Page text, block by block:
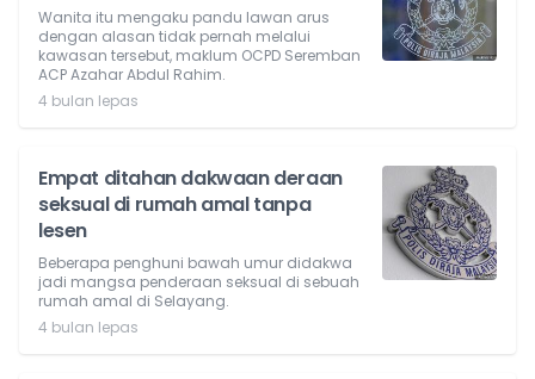
Wanita itu mengaku pandu lawan arus
dengan alasan tidak pernah melalui
kawasan tersebut, maklum OCPD Seremban
ACP Azahar Abdul Rahim.
4 bulan lepas
Empat ditahan dakwaan deraan
seksual di rumah amal tanpa
lesen
Beberapa penghuni bawah umur didakwa
jadi mangsa penderaan seksual di sebuah
rumah amal di Selayang.
4 bulan lepas